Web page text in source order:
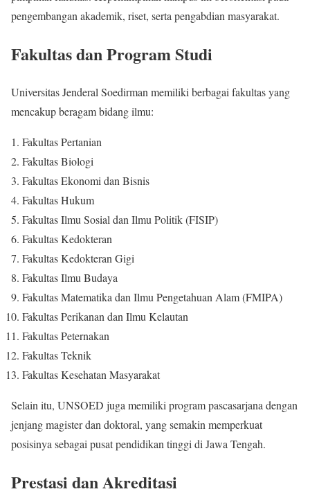
pengembangan akademik, riset, serta pengabdian masyarakat.
Fakultas dan Program Studi
Universitas Jenderal Soedirman memiliki berbagai fakultas yang
mencakup beragam bidang ilmu:
Fakultas Pertanian
Fakultas Biologi
Fakultas Ekonomi dan Bisnis
Fakultas Hukum
Fakultas Ilmu Sosial dan Ilmu Politik (FISIP)
Fakultas Kedokteran
Fakultas Kedokteran Gigi
Fakultas Ilmu Budaya
Fakultas Matematika dan Ilmu Pengetahuan Alam (FMIPA)
Fakultas Perikanan dan Ilmu Kelautan
Fakultas Peternakan
Fakultas Teknik
Fakultas Kesehatan Masyarakat
Selain itu, UNSOED juga memiliki program pascasarjana dengan
jenjang magister dan doktoral, yang semakin memperkuat
posisinya sebagai pusat pendidikan tinggi di Jawa Tengah.
Prestasi dan Akreditasi